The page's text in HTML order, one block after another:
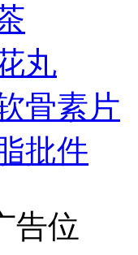
丸
骨素片
批件
告位